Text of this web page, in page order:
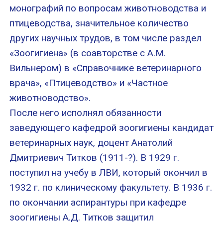
монографий по вопросам животноводства и
птицеводства, значительное количество
других научных трудов, в том числе раздел
«Зоогигиена» (в соавторстве с А.М.
Вильнером) в «Справочнике ветеринарного
врача», «Птицеводство» и «Частное
животноводство».
После него исполнял обязанности
заведующего кафедрой зоогигиены кандидат
ветеринарных наук, доцент Анатолий
Дмитриевич Титков (1911-?). В 1929 г.
поступил на учебу в ЛВИ, который окончил в
1932 г. по клиническому факультету. В 1936 г.
по окончании аспирантуры при кафедре
зоогигиены А.Д. Титков защитил